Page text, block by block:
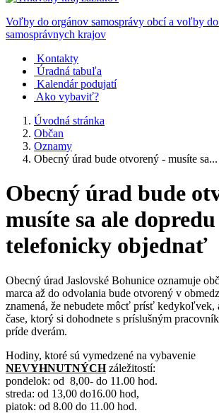
Voľby do orgánov samosprávy obcí a voľby
samosprávnych krajov
Kontakty
Úradná tabuľa
Kalendár podujatí
Ako vybaviť?
Úvodná stránka
Občan
Oznamy
Obecný úrad bude otvorený - musíte sa...
Obecný úrad bude
musíte sa ale dopredu
telefonicky objednať
Obecný úrad Jaslovské Bohunice oznamuje
marca až do odvolania bude otvorený v
znamená, že nebudete môcť prísť kedykoľvek,
čase, ktorý si dohodnete s príslušným
príde dverám.
Hodiny, ktoré sú vymedzené na vybavenie
NEVYHNUTNÝCH záležitostí:
pondelok: od 8,00- do 11.00 hod.
streda: od 13,00 do16.00 hod,
piatok: od 8.00 do 11.00 hod.